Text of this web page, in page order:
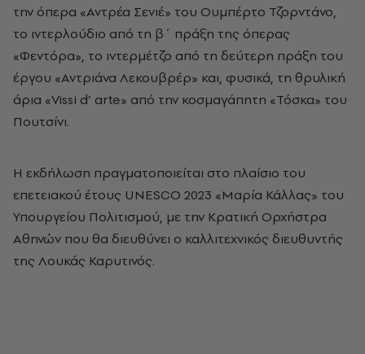
την όπερα «Αντρέα Σενιέ» του Ουμπέρτο Τζορντάνο,
το ιντερλούδιο από τη β΄ πράξη της όπερας
«Φεντόρα», το ιντερμέτζο από τη δεύτερη πράξη του
έργου «Αντριάνα Λεκουβρέρ» και, φυσικά, τη θρυλική
άρια «Vissi d’ arte» από την κοσμαγάπητη «Τόσκα» του
Πουτσίνι.
Η εκδήλωση πραγματοποιείται στο πλαίσιο του
επετειακού έτους UNESCO 2023 «Μαρία Κάλλας» του
Υπουργείου Πολιτισμού, με την Κρατική Ορχήστρα
Αθηνών που θα διευθύνει ο καλλιτεχνικός διευθυντής
της Λουκάς Καρυτινός.